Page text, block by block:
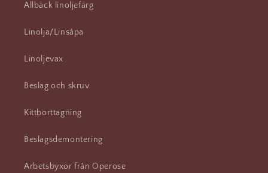
Allbäck linoljefärg
Linolja/Linsåpa
Linoljevax
Beslag och skruv
Kittborttagning
Beslagsdemontering
Arbetsbyxor från Operose